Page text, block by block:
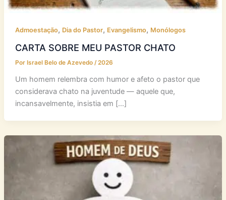
Admoestação, Dia do Pastor, Evangelismo, Monólogos
CARTA SOBRE MEU PASTOR CHATO
Por Israel Belo de Azevedo /2026
Um homem relembra com humor e afeto o pastor que
considerava chato na juventude — aquele que,
incansavelmente, insistia em […]